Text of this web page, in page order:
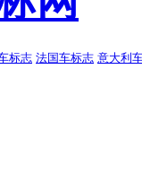
标志 法国车标志 意大利